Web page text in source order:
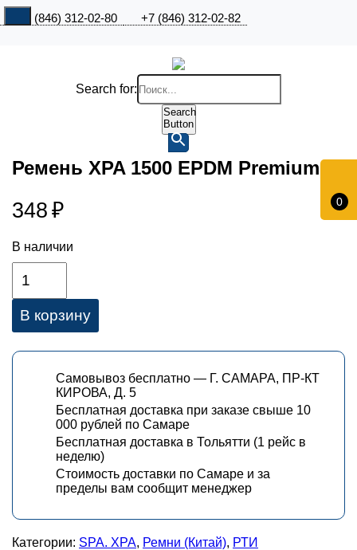
+7 (846) 312-02-80 +7 (846) 312-02-82
0
Search for:
Search
Button
Ремень XPA 1500 EPDM Premium
348 ₽
В наличии
В корзину
Самовывоз бесплатно — Г. САМАРА, ПР-КТ
КИРОВА, Д. 5
Бесплатная доставка при заказе свыше 10
000 рублей по Самаре
Бесплатная доставка в Тольятти (1 рейс в
неделю)
Стоимость доставки по Самаре и за
пределы вам сообщит менеджер
Категории: SPA. XPA, Ремни (Китай), РТИ